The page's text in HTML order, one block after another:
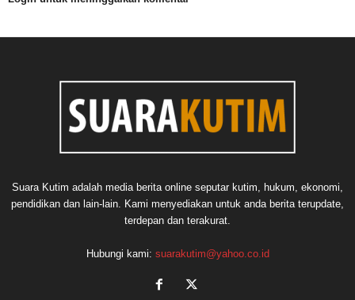
Suara Kutim adalah media berita online seputar kutim, hukum, ekonomi,
pendidikan dan lain-lain. Kami menyediakan untuk anda berita terupdate,
terdepan dan terakurat.
Hubungi kami: suarakutim@yahoo.co.id